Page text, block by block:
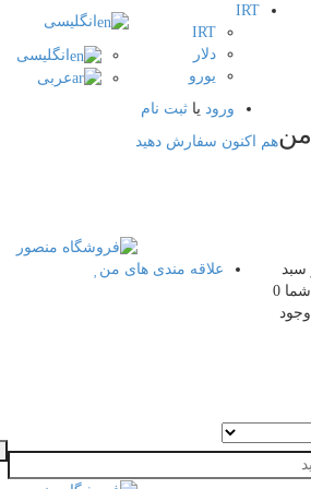
انگلیسی
انگلیسی
عربی
IRT
IRT
دلار
یورو
ورود یا ثبت نام
هم اکنون سفارش دهید
0
علاقه مندی های من